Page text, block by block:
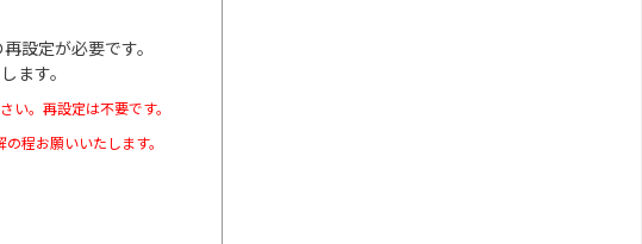
設定が必要です。
ます。
。再設定は不要です。
程お願いいたします。